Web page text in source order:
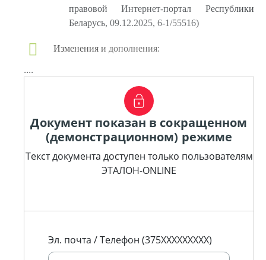
правовой Интернет-портал Республики
Беларусь, 09.12.2025, 6-1/55516)
Изменения и дополнения:
....
Документ показан в сокращенном
(демонстрационном) режиме
Текст документа доступен только пользователям
ЭТАЛОН-ONLINE
Эл. почта / Телефон (375XXXXXXXXX)